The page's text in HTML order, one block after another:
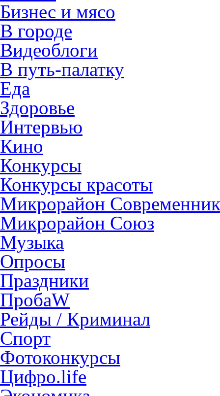
Бизнес и мясо
В городе
Видеоблоги
В путь-палатку
Еда
Здоровье
Интервью
Кино
Конкурсы
Конкурсы красоты
Микрорайон Современник
Микрорайон Союз
Музыка
Опросы
Праздники
ПробаW
Рейды / Криминал
Спорт
Фотоконкурсы
Цифро.life